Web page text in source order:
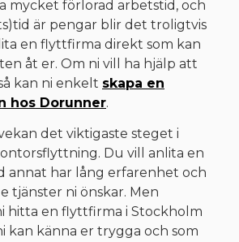
mycket förlorad arbetstid, och
är pengar blir det troligtvis
en flyttfirma direkt som kan
åt er. Om ni vill ha hjälp att
kan ni enkelt skapa en
hos Dorunner.
det viktigaste steget i
Du vill anlita en
annat har lång erfarenhet och
tjänster ni önskar. Men
hitta en flyttfirma i Stockholm
kan känna er trygga och som